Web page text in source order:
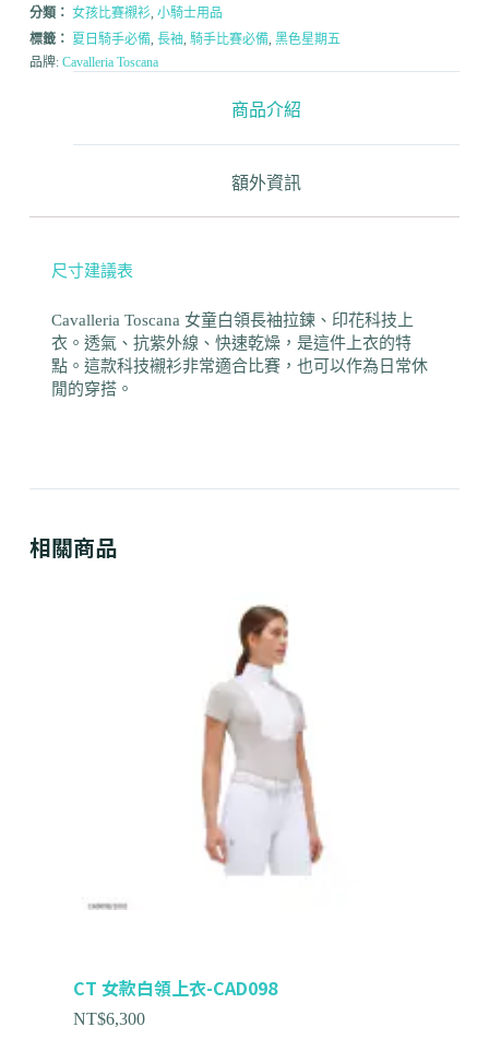
分類： 女孩比賽襯衫, 小騎士用品
標籤： 夏日騎手必備, 長袖, 騎手比賽必備, 黑色星期五
品牌: Cavalleria Toscana
商品介紹
額外資訊
尺寸建議表
Cavalleria Toscana 女童白領長袖拉鍊、印花科技上
衣。 透氣、抗紫外線、快速乾燥，是這件上衣的特
點。 這款科技襯衫非常適合比賽，也可以作為日常休
閒的穿搭。
相關商品
CT 女款白領上衣-CAD098
NT$6,300